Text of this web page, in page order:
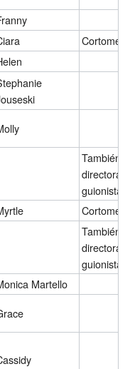
También
directora y
guionista
También
directora y
guionista
Martello